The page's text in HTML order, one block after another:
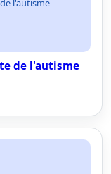
de l'autisme